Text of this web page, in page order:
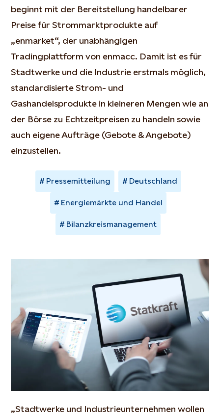
beginnt mit der Bereitstellung handelbarer
Preise für Strommarktprodukte auf
„enmarket“, der unabhängigen
Tradingplattform von enmacc. Damit ist es für
Stadtwerke und die Industrie erstmals möglich,
standardisierte Strom- und
Gashandelsprodukte in kleineren Mengen wie an
der Börse zu Echtzeitpreisen zu handeln sowie
auch eigene Aufträge (Gebote & Angebote)
einzustellen.
Pressemitteilung Deutschland
Energiemärkte und Handel
Bilanzkreismanagement
„Stadtwerke und Industrieunternehmen wollen